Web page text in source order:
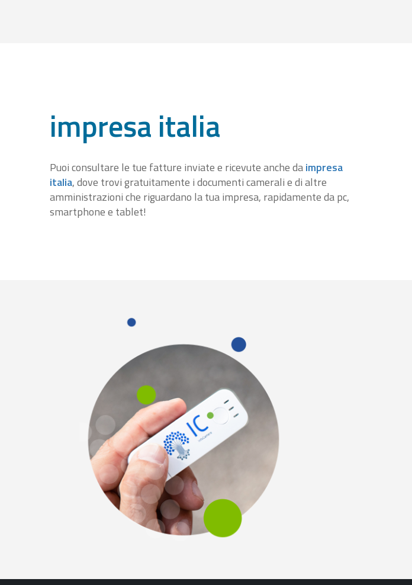
impresa italia
Puoi consultare le tue fatture inviate e ricevute anche daimpresa
italia, dove trovi gratuitamente i documenti camerali e di altre
amministrazioni che riguardano la tua impresa, rapidamente da pc,
smartphone e tablet!